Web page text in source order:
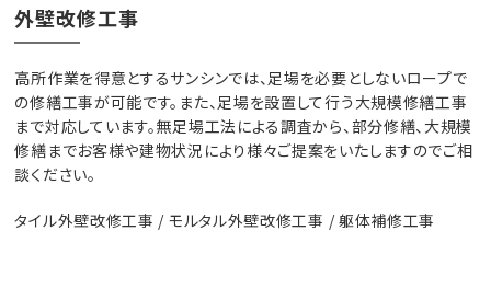
外壁改修工事
高所作業を得意とするサンシンでは、足場を必要としないロープで
の修繕工事が可能です。また、足場を設置して行う大規模修繕工事
まで対応しています。無足場工法による調査から、部分修繕、大規模
修繕までお客様や建物状況により様々ご提案をいたしますのでご相
談ください。
タイル外壁改修工事 / モルタル外壁改修工事 / 躯体補修工事